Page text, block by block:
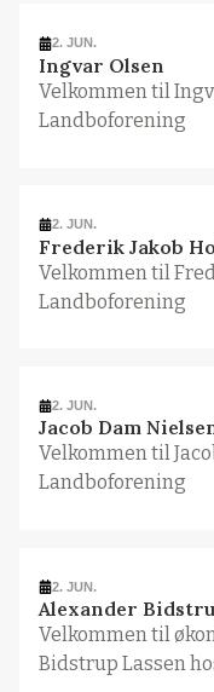
2. JUN.
Ingvar Olsen
Velkommen til
Landboforening
2. JUN.
Frederik Jakob
Velkommen til
Landboforening
2. JUN.
Jacob Dam
Velkommen til
Landboforening
2. JUN.
Alexander
Velkommen til
Bidstrup Lassen